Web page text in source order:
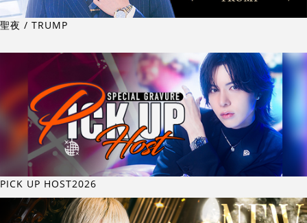
聖夜 / TRUMP
PICK UP HOST2026